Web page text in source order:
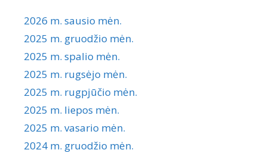
2026 m. sausio mėn.
2025 m. gruodžio mėn.
2025 m. spalio mėn.
2025 m. rugsėjo mėn.
2025 m. rugpjūčio mėn.
2025 m. liepos mėn.
2025 m. vasario mėn.
2024 m. gruodžio mėn.